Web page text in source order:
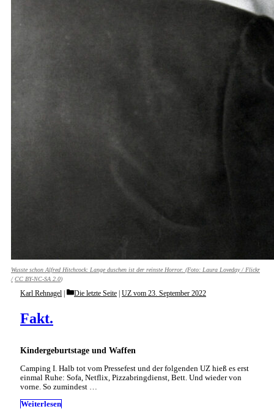
Wusste schon Alfred Hitchcock: Lange duschen ist der reinste Horror. (Foto: Laura Loveday / Flickr
/ CC BY-NC-SA 2.0)
Kindergeburtstage und Waffen
Fakt.
Karl Rehnagel Categories
Die letzte Seite UZ vom 23. September 2022
Camping I. Halb tot vom Pressefest und der folgenden UZ hieß es erst
einmal Ruhe: Sofa, Netflix, Pizzabringdienst, Bett. Und wieder von
vorne. So zumindest …
Weiterlesen